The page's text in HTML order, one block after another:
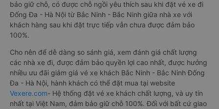
bảo giữ chỗ, có được chỗ ngồi yêu thích sau khi đặt vé xe đi
Đống Đa - Hà Nội từ Bắc Ninh - Bắc Ninh giữa nhà xe với
khách hàng sau khi đặt trực tiếp vẫn chưa được đảm bảo
100%.
Cho nên để dễ dàng so sánh giá, xem đánh giá chất lượng
các nhà xe đi, được đảm bảo quyền lợi cao nhất, được hưởng
nhiều ưu đãi giảm giá vé xe khách Bắc Ninh - Bắc Ninh Đống
Đa - Hà Nội, hành khách có thể đặt mua tại website
Vexere.com- Hệ thống đặt vé xe khách chất lượng, và uy tín
nhất tại Việt Nam, đảm bảo giữ chỗ 100%. Đối với bất cứ giao